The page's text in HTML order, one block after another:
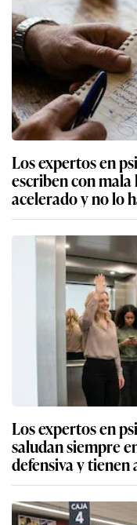
Los expertos en
escriben con
acelerado y no lo
Los expertos en
saludan siempre
defensiva y